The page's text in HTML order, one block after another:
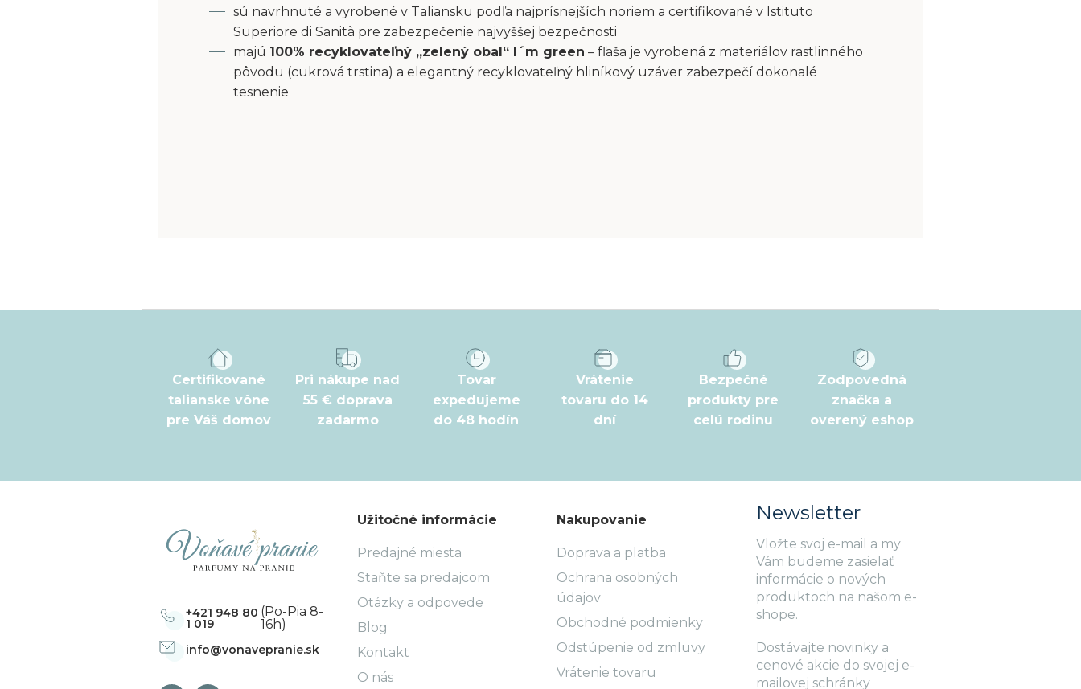
sú navrhnuté a vyrobené v Taliansku podľa najprísnejších noriem a certifikované v Istituto
Superiore di Sanità pre zabezpečenie najvyššej bezpečnosti
majú 100% recyklovateľný „zelený obal“ I´m green – fľaša je vyrobená z materiálov rastlinného
pôvodu (cukrová trstina) a elegantný recyklovateľný hliníkový uzáver zabezpečí dokonalé
tesnenie
á
Certifikované
talianske vône
pre Váš domov
Pri nákupe nad
55 € doprava
zadarmo
Tovar
expedujeme
do 48 hodín
Vrátenie
tovaru do 14
dní
Bezpečné
produkty pre
celú rodinu
Zodpovedná
značka a
overený eshop
info@vonavepranie.sk
+421 948 80
1 019
(Po-Pia 8-
16h)
Užitočné informácie
Predajné miesta
Staňte sa predajcom
Otázky a odpovede
Blog
Kontakt
O nás
Nakupovanie
Doprava a platba
Ochrana osobných
údajov
Obchodné podmienky
Odstúpenie od zmluvy
Vrátenie tovaru
Newsletter
Vložte svoj e-mail a my
Vám budeme zasielať
informácie o nových
produktoch na našom e-
shope.
Dostávajte novinky a
cenové akcie do svojej e-
mailovej schránky